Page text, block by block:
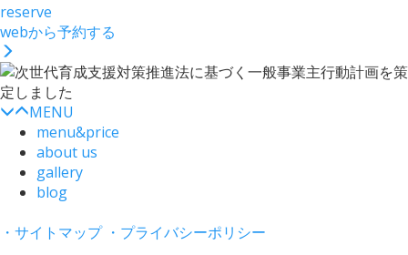
reserve
webから予約する
MENU
menu&price
about us
gallery
blog
・サイトマップ ・プライバシーポリシー